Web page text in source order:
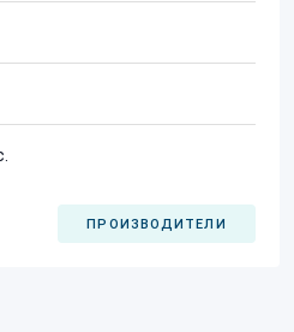
ПРОИЗВОДИТЕЛИ